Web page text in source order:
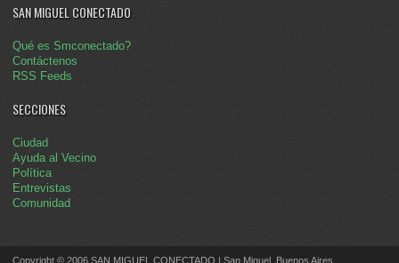
SAN MIGUEL CONECTADO
Qué es Smconectado?
Contáctenos
RSS Feeds
SECCIONES
Ciudad
Ayuda al Vecino
Política
Entrevistas
Comunidad
Copyright © 2006 SAN MIGUEL CONECTADO | San Miguel, Buenos Aires.